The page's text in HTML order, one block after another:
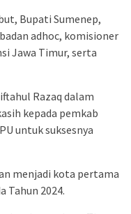
Bupati Sumenep,
adhoc, komisioner
Jawa Timur, serta
Razaq dalam
kepada pemkab
untuk suksesnya
menjadi kota pertama
Tahun 2024.